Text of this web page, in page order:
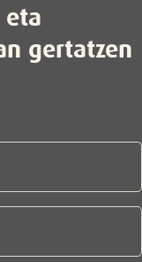
eta
gertatzen